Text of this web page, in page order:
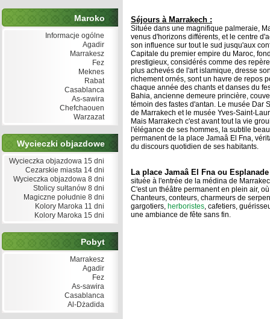
Maroko
Informacje ogólne
Agadir
Marrakesz
Fez
Meknes
Rabat
Casablanca
As-sawira
Chefchaouen
Warzazat
Wycieczki objazdowe
Wycieczka objazdowa 15 dni
Cezarskie miasta 14 dni
Wycieczka objazdowa 8 dni
Stolicy sułtanów 8 dni
Magiczne południe 8 dni
Kolory Maroka 11 dni
Kolory Maroka 15 dni
Pobyt
Marrakesz
Agadir
Fez
As-sawira
Casablanca
Al-Dżadida
Séjours à Marrakech :
Située dans une magnifique palmeraie,
venus d'horizons différents, et le centre
son influence sur tout le sud jusqu'aux
Capitale du premier empire du Maroc,
prestigieux, considérés comme des
plus achevés de l'art islamique, dresse
richement ornés, sont un havre de repos
chaque année des chants et danses du
Bahia, ancienne demeure princière,
témoin des fastes d'antan. Le musée Dar
de Marrakech et le musée Yves-Saint-
Mais Marrakech c'est avant tout la vie
l'élégance de ses hommes, la subtile
permanent de la place Jamaâ El Fna,
du discours quotidien de ses habitants.
La place Jamaâ El Fna ou
située à l'entrée de la médina de
C'est un théâtre permanent en plein air,
Chanteurs, conteurs, charmeurs de
gargotiers, herboristes, cafetiers,
une ambiance de fête sans fin.